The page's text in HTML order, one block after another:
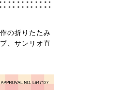
の折りたたみ
、サンリオ直